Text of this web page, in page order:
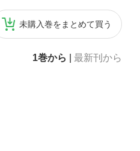
未購入巻をまとめて買う
1巻から 最新刊から